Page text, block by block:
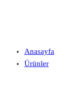
Anasayfa
Ürünler